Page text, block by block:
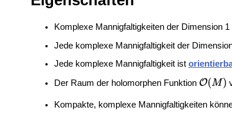
Komplexe Mannigfaltigkeiten der Dimension 1
Jede komplexe Mannigfaltigkeit der
Jede komplexe Mannigfaltigkeit ist
Der Raum der holomorphen Funktion
Kompakte, komplexe Mannigfaltigkeiten